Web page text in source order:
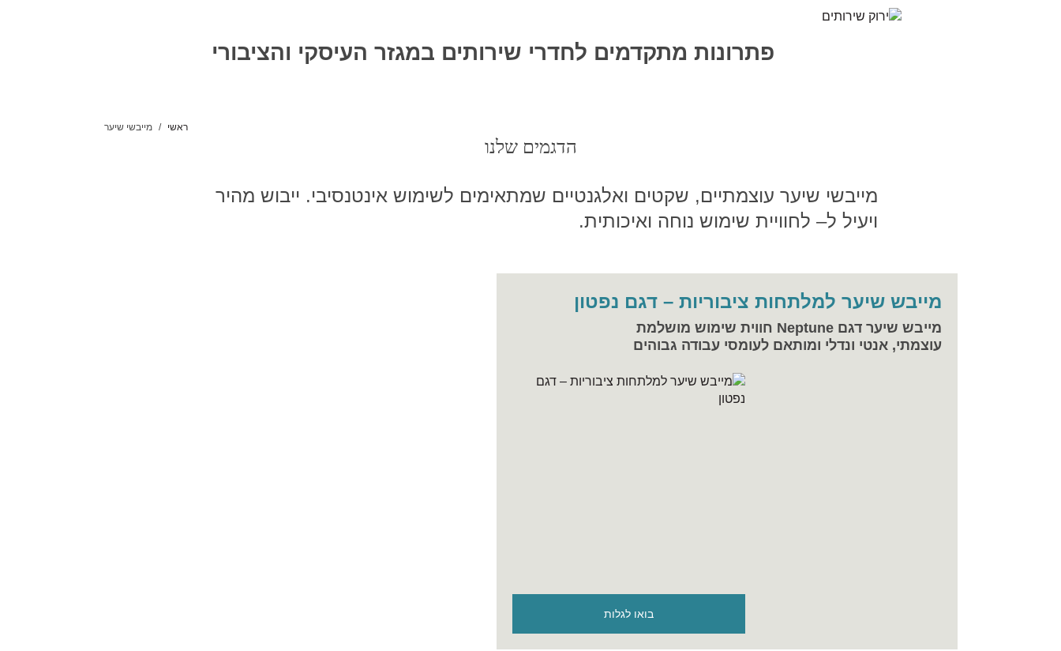
פתרונות מתקדמים לחדרי שירותים במגזר העיסקי והציבורי
ראשי מייבשי שיער
הדגמים שלנו
מייבשי שיער עוצמתיים, שקטים ואלגנטיים שמתאימים לשימוש אינטנסיבי. ייבוש מהיר
ויעיל ל– לחוויית שימוש נוחה ואיכותית.
מייבש שיער למלתחות ציבוריות – דגם נפטון
מייבש שיער דגם Neptune חווית שימוש מושלמת
עוצמתי, אנטי ונדלי ומותאם לעומסי עבודה גבוהים
בואו לגלות